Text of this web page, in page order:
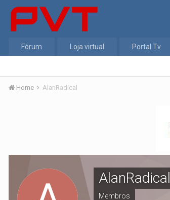
Fórum Loja virtual Portal Tv
Home AlanRadical
AlanRadical
Membros